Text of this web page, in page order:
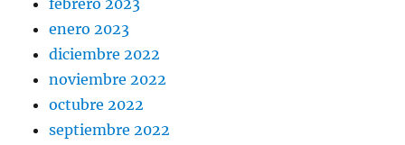
febrero 2023
enero 2023
diciembre 2022
noviembre 2022
octubre 2022
septiembre 2022